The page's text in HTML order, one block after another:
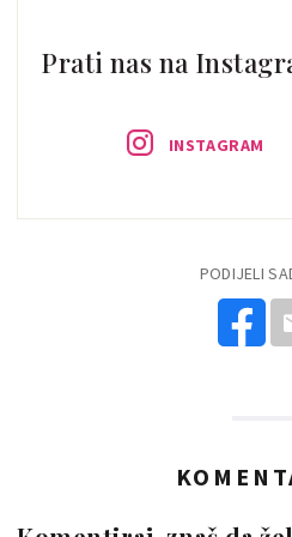
Prati nas na
INSTAGRAM
PODIJELI